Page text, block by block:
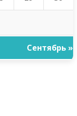
Сентябрь »